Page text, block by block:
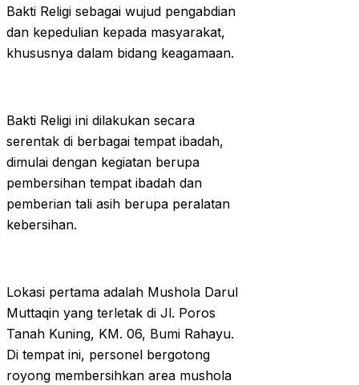
Bakti Religi sebagai wujud pengabdian
dan kepedulian kepada masyarakat,
khususnya dalam bidang keagamaan.
Bakti Religi ini dilakukan secara
serentak di berbagai tempat ibadah,
dimulai dengan kegiatan berupa
pembersihan tempat ibadah dan
pemberian tali asih berupa peralatan
kebersihan.
Lokasi pertama adalah Mushola Darul
Muttaqin yang terletak di Jl. Poros
Tanah Kuning, KM. 06, Bumi Rahayu.
Di tempat ini, personel bergotong
royong membersihkan area mushola